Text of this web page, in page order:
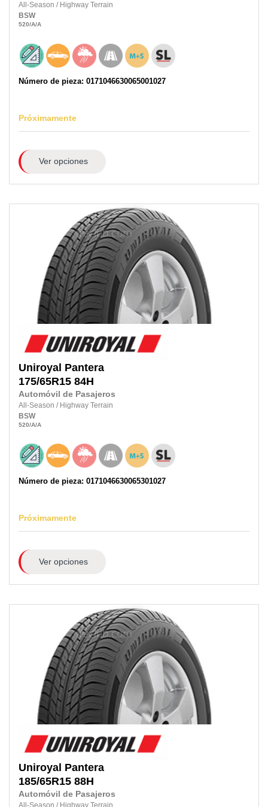
All-Season / Highway Terrain
BSW
520/A/A
Número de pieza: 0171046630065001027
Próximamente
Ver opciones
Uniroyal Pantera
175/65R15 84H
Automóvil de Pasajeros
All-Season / Highway Terrain
BSW
520/A/A
Número de pieza: 0171046630065301027
Próximamente
Ver opciones
Uniroyal Pantera
185/65R15 88H
Automóvil de Pasajeros